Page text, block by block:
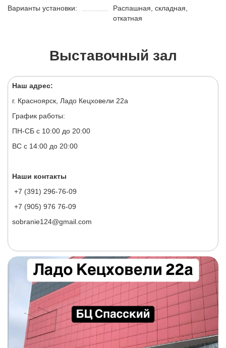
Варианты установки:
Распашная, складная,
откатная
Выставочный зал
Наш адрес:
г. Красноярск, Ладо Кецховели 22а
График работы:
ПН-СБ с 10:00 до 20:00
ВС с 14:00 до 20:00
Наши контакты
+7 (391) 296-76-09
+7 (905) 976 76-09
sobranie124@gmail.com